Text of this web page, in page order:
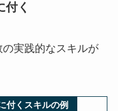
付く
実践的なスキルが
付くスキルの例